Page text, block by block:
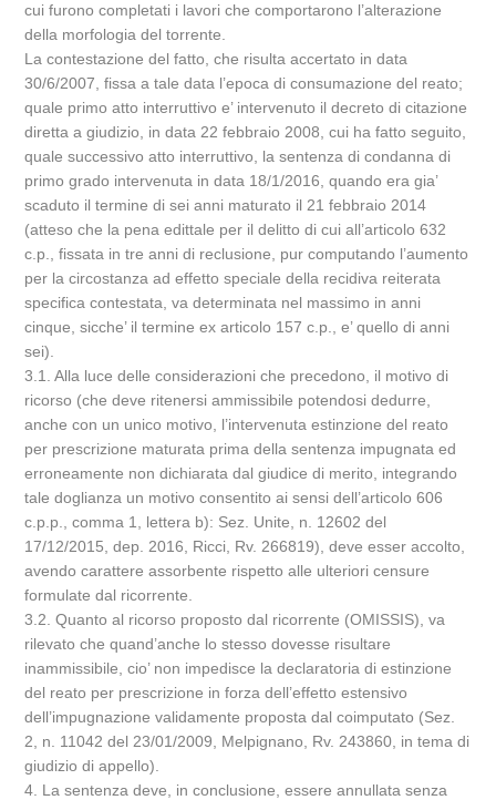
cui furono completati i lavori che comportarono l’alterazione
della morfologia del torrente.
La contestazione del fatto, che risulta accertato in data
30/6/2007, fissa a tale data l’epoca di consumazione del reato;
quale primo atto interruttivo e’ intervenuto il decreto di citazione
diretta a giudizio, in data 22 febbraio 2008, cui ha fatto seguito,
quale successivo atto interruttivo, la sentenza di condanna di
primo grado intervenuta in data 18/1/2016, quando era gia’
scaduto il termine di sei anni maturato il 21 febbraio 2014
(atteso che la pena edittale per il delitto di cui all’articolo 632
c.p., fissata in tre anni di reclusione, pur computando l’aumento
per la circostanza ad effetto speciale della recidiva reiterata
specifica contestata, va determinata nel massimo in anni
cinque, sicche’ il termine ex articolo 157 c.p., e’ quello di anni
sei).
3.1. Alla luce delle considerazioni che precedono, il motivo di
ricorso (che deve ritenersi ammissibile potendosi dedurre,
anche con un unico motivo, l’intervenuta estinzione del reato
per prescrizione maturata prima della sentenza impugnata ed
erroneamente non dichiarata dal giudice di merito, integrando
tale doglianza un motivo consentito ai sensi dell’articolo 606
c.p.p., comma 1, lettera b): Sez. Unite, n. 12602 del
17/12/2015, dep. 2016, Ricci, Rv. 266819), deve esser accolto,
avendo carattere assorbente rispetto alle ulteriori censure
formulate dal ricorrente.
3.2. Quanto al ricorso proposto dal ricorrente (OMISSIS), va
rilevato che quand’anche lo stesso dovesse risultare
inammissibile, cio’ non impedisce la declaratoria di estinzione
del reato per prescrizione in forza dell’effetto estensivo
dell’impugnazione validamente proposta dal coimputato (Sez.
2, n. 11042 del 23/01/2009, Melpignano, Rv. 243860, in tema di
giudizio di appello).
4. La sentenza deve, in conclusione, essere annullata senza